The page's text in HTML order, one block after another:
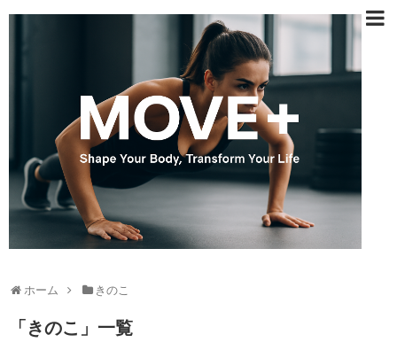
ホーム きのこ
「 きのこ 」 一覧